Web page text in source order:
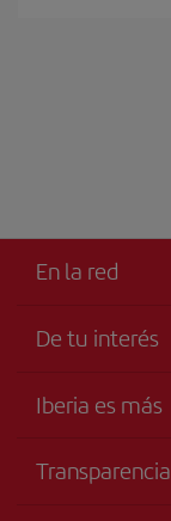
En la red
De tu interés
Accesibilidad
Iberia es más
Grupo Iberia
Transparencia